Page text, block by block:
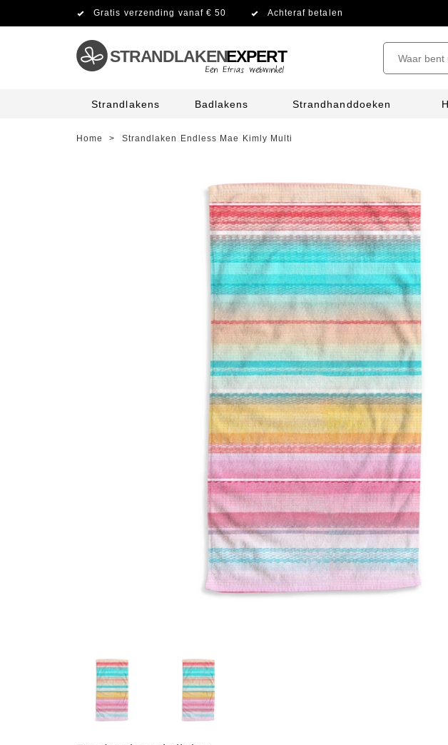
Gratis verzending vanaf € 50 Achteraf betalen
STRANDLAKENEXPERT
Strandlakens Badlakens Strandhanddoeken
Home > Strandlaken Endless Mae Kimly Multi